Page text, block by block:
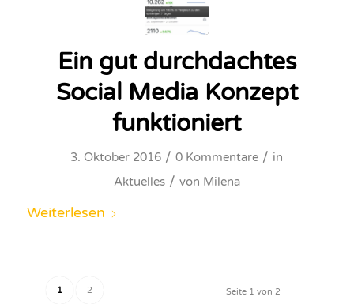
Ein gut durchdachtes
Social Media Konzept
funktioniert
3. Oktober 2016 / 0 Kommentare / in
Aktuelles / von Milena
Weiterlesen
Seite 1 von 2
1 2